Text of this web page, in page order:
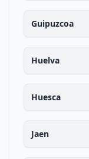
Guipuzcoa
Huelva
Huesca
Jaen